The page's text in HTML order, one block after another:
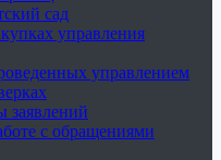
сад
управления
управлением
заявлений
с обращениями